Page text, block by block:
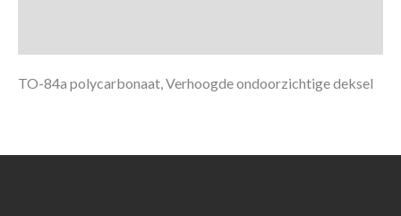
TO-84a polycarbonaat, Verhoogde ondoorzichtige deksel